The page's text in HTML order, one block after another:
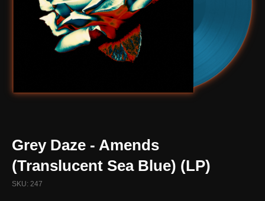
Grey Daze - Amends
(Translucent Sea Blue) (LP)
SKU: 247